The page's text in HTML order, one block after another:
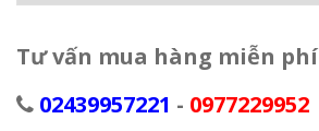
Tư vấn mua hàng miễn phí
02439957221 - 0977229952